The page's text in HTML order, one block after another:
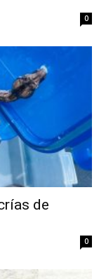
0
de
0